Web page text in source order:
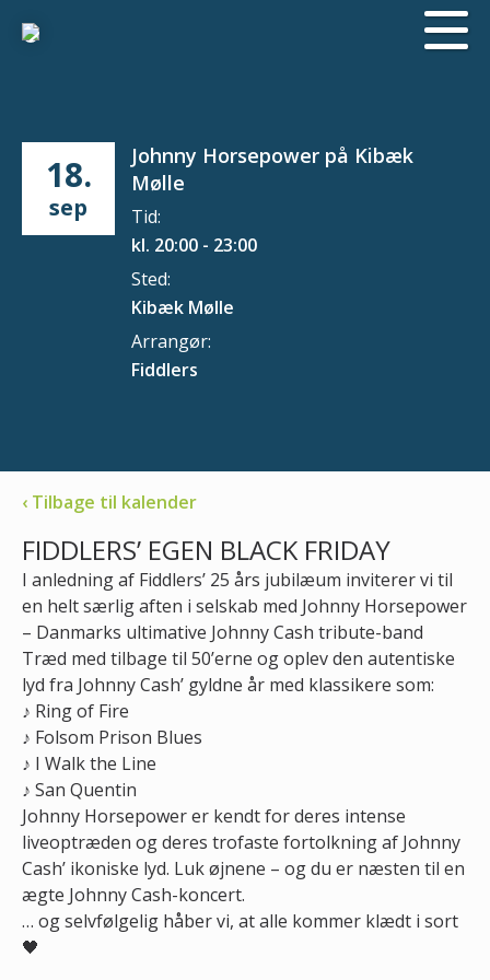
18.
sep
Johnny Horsepower på Kibæk
Mølle
Tid:
kl. 20:00 - 23:00
Sted:
Kibæk Mølle
Arrangør:
Fiddlers
‹ Tilbage til kalender
FIDDLERS’ EGEN BLACK FRIDAY
I anledning af Fiddlers’ 25 års jubilæum inviterer vi til
en helt særlig aften i selskab med Johnny Horsepower
– Danmarks ultimative Johnny Cash tribute-band
Træd med tilbage til 50’erne og oplev den autentiske
lyd fra Johnny Cash’ gyldne år med klassikere som:
♪ Ring of Fire
♪ Folsom Prison Blues
♪ I Walk the Line
♪ San Quentin
Johnny Horsepower er kendt for deres intense
liveoptræden og deres trofaste fortolkning af Johnny
Cash’ ikoniske lyd. Luk øjnene – og du er næsten til en
ægte Johnny Cash-koncert.
… og selvfølgelig håber vi, at alle kommer klædt i sort
🖤